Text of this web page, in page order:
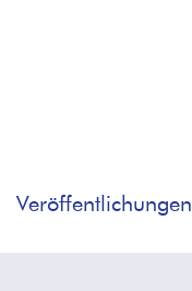
Veröffentlichungen